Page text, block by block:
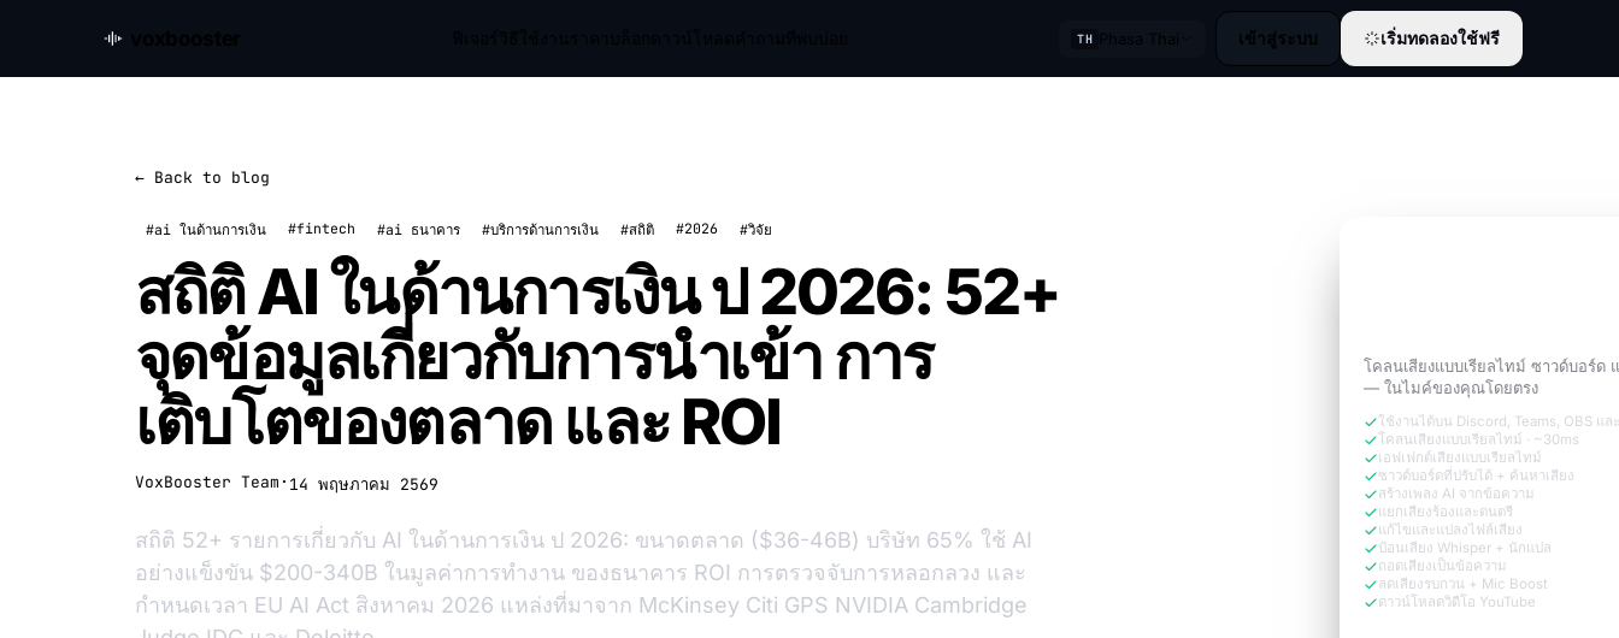
TH Phasa Thai เข้าสู่ระบบ เริ่มทดลองใช้ฟรี
← Back to blog
#ai ในด้านการเงิน #fintech #ai ธนาคาร #บริการด้านการเงิน #สถิติ #2026 #วิจัย
สถิติ AI ในด้านการเงิน ป 2026: 52+
จุดข้อมูลเกี่ยวกับการนำเข้า การ
เติบโตของตลาด และ ROI
VoxBooster Team · 14 พฤษภาคม 2569
สถิติ 52+ รายการเกี่ยวกับ AI ในด้านการเงิน ป 2026: ขนาดตลาด ($36-46B) บริษัท 65% ใช้ AI
อย่างแข็งขัน $200-340B ในมูลค่าการทำงาน ของธนาคาร ROI การตรวจจับการหลอกลวง และ
กำหนดเวลา EU AI Act สิงหาคม 2026 แหล่งที่มาจาก McKinsey Citi GPS NVIDIA Cambridge
โคลนเสียงแบบเรียลไทม์ ซาวด์บอร์ด
— ในไมค์ของคุณโดยตรง
ใช้งานได้บน Discord, Teams, OBS แล
โคลนเสียงแบบเรียลไทม์ · ~30ms
เอฟเฟกต์เสียงแบบเรียลไทม์
ซาวด์บอร์ดที่ปรับได้ + ค้นหาเสียง
สร้างเพลง AI จากข้อความ
แยกเสียงร้องและดนตรี
แก้ไขและแปลงไฟล์เสียง
ป้อนเสียง Whisper + นักแปล
ถอดเสียงเป็นข้อความ
ลดเสียงรบกวน + Mic Boost
ดาวน์โหลดวิดีโอ YouTube